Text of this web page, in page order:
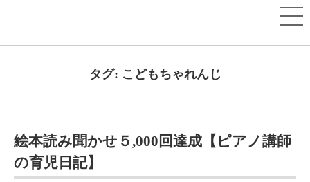
タグ: こどもちゃれんじ
絵本読み聞かせ５,000回達成【ピアノ講師
の育児日記】